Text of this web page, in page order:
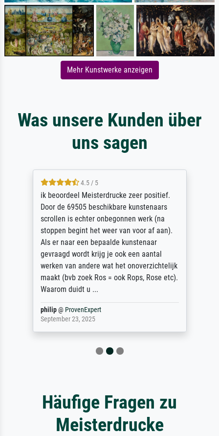
Mehr Kunstwerke anzeigen
Was unsere Kunden über
uns sagen
4.5 / 5
ik beoordeel Meisterdrucke zeer positief.
Door de 69505 beschikbare kunstenaars
scrollen is echter onbegonnen werk (na
stoppen begint het weer van voor af aan).
Als er naar een bepaalde kunstenaar
gevraagd wordt krijg je ook een aantal
werken van andere wat het onoverzichtelijk
maakt (bvb zoek Ros = ook Rops, Rose etc).
Waarom duidt u ...
philip@ ProvenExpert
September 23, 2025
Häufige Fragen zu
Meisterdrucke